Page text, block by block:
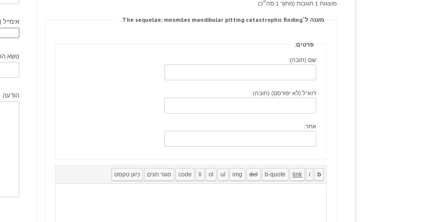
מוצגות 1 תגובות (מתוך 1 סה״כ)
מענה ל־The sequelae; mnsmiles mandibular pitting catastrophic finding.
פרטים:
שם (חובה):
דוא"ל (לא יפורסם) (חובה):
אתר:
נושא
הודעה